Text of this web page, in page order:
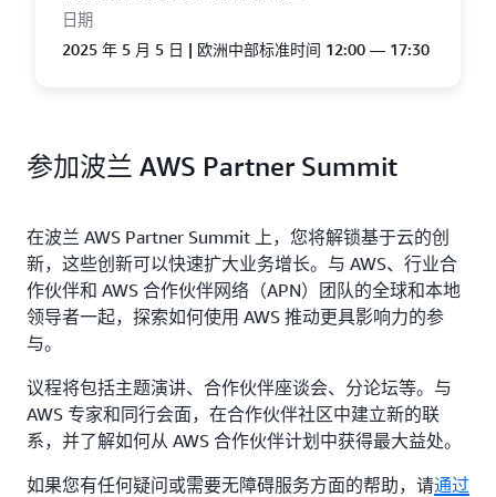
日期
2025 年 5 月 5 日 | 欧洲中部标准时间 12:00 — 17:30
参加波兰 AWS Partner Summit
在波兰 AWS Partner Summit 上，您将解锁基于云的创
新，这些创新可以快速扩大业务增长。与 AWS、行业合
作伙伴和 AWS 合作伙伴网络（APN）团队的全球和本地
领导者一起，探索如何使用 AWS 推动更具影响力的参
与。
议程将包括主题演讲、合作伙伴座谈会、分论坛等。与
AWS 专家和同行会面，在合作伙伴社区中建立新的联
系，并了解如何从 AWS 合作伙伴计划中获得最大益处。
如果您有任何疑问或需要无障碍服务方面的帮助，请通过